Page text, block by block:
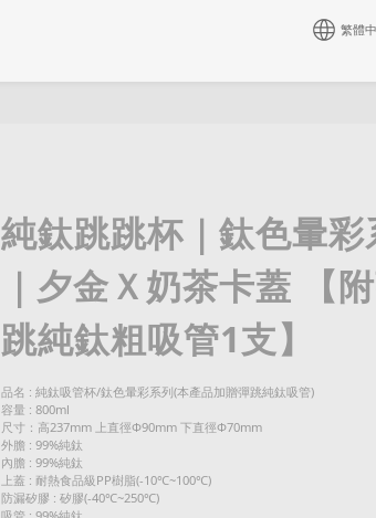
繁體
純鈦跳跳杯｜鈦色暈彩
｜夕金Ｘ奶茶卡蓋 【
跳純鈦粗吸管1支】
品名 : 純鈦吸管杯/鈦色暈彩系列(本產品加贈彈跳純鈦吸管)
容量 : 800ml
尺寸：高237mm 上直徑Φ90mm 下直徑Φ70mm
外膽 : 99%純鈦
內膽 : 99%純鈦
上蓋 : 耐熱食品級PP樹脂(-10℃~100℃)
防漏矽膠 : 矽膠(-40℃~250℃)